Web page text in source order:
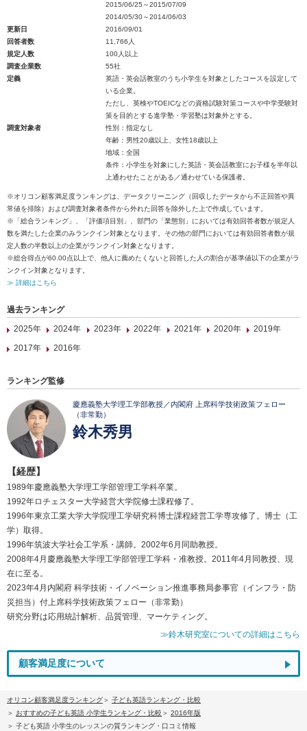
2015/06/25～2015/07/09
2014/05/30～2014/06/03
更新日
2016/09/01
回答者数
11,766人
規定人数
100人以上
調査企業数
55社
定義
英語・英会話教室のうち小学生を対象としたコースを設定して
いる企業。
ただし、英検やTOEICなどの資格試験対策コースや中学受験対
策を目的とする進学塾・学習塾は対象外とする。
調査対象者
性別：指定なし
年齢：男性20歳以上、女性18歳以上
地域：全国
条件：小学生を対象にした英語・英会話教室にお子様を半年以
上通わせたことがある／通わせている保護者。
※オリコン顧客満足度ランキングは、データクリーニング（回収したデータから不正回答や異
常値を排除）および調査対象者条件から外れた回答を除外した上で作成しています。
※「総合ランキング」、「評価項目別」、部門の「業態別」においては有効回答者数が規定人
数を満たした企業のみランクイン対象となります。その他の部門においては有効回答者数が規
定人数の半数以上の企業がランクイン対象となります。
※総合得点が60.00点以上で、他人に薦めたくないと回答した人の割合が基準値以下の企業がラ
ンクイン対象となります。
≫ 詳細はこちら
過去ランキング
2025年
2024年 2023年 2022年 2021年 2020年
2019年
2017年
2016年
ランキング監修
慶應義塾大学理工学部教授／内閣府 上席科学技術政策フェロー
（非常勤）
鈴木秀男
【経歴】
1989年慶應義塾大学理工学部管理工学科卒業。
1992年ロチェスター大学経営大学院修士課程修了。
1996年東京工業大学大学院理工学研究科博士課程経営工学専攻修了。博士（工
学）取得。
1996年筑波大学社会工学系・講師。2002年6月同助教授。
2008年4月慶應義塾大学理工学部管理工学科・准教授。2011年4月同教授、現
在に至る。
2023年4月内閣府 科学技術・イノベーション推進事務局参事官（インフラ・防
災担当）付上席科学技術政策フェロー（非常勤）
研究分野は応用統計解析、品質管理、マーケティング。
≫鈴木研究室についての詳細はこちら
顧客満足度について
オリコン顧客満足度ランキング
子ども英語ランキング・比較
おすすめの子ども英語 小学生ランキング・比較
2016年版
子ども英語 小学生のレッスンの質ランキング・口コミ情報